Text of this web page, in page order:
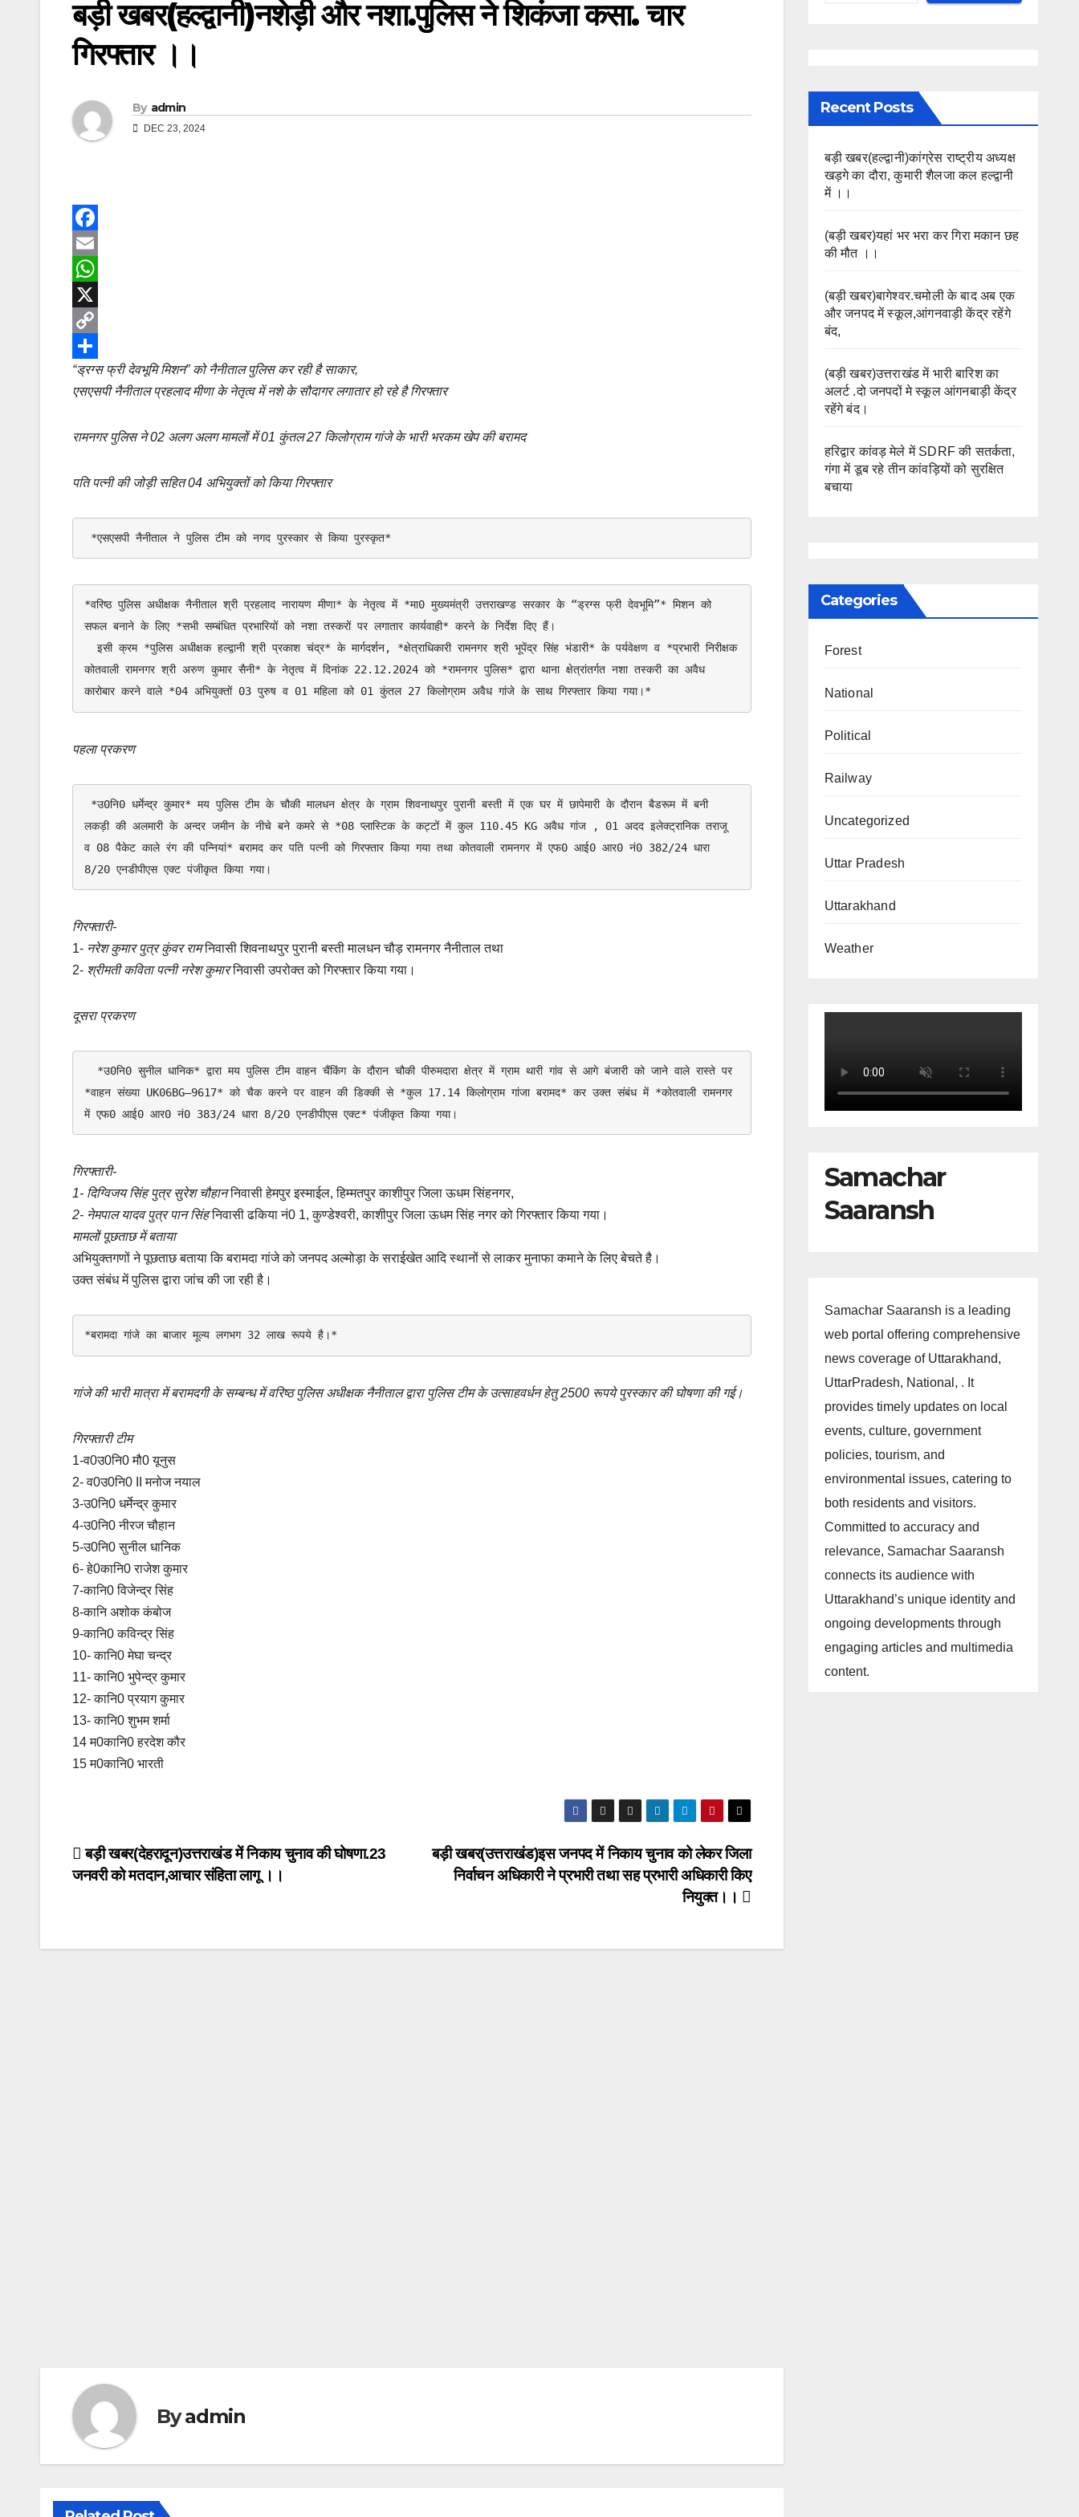
बड़ी खबर(हल्द्वानी)नशेड़ी और नशा.पुलिस ने शिकंजा कसा. चार
गिरफ्तार ।।
By admin
DEC 23, 2024
F
a
c
e
b
o
o
E
m
a
l
W
h
a
t
s
X
C
o
p
S
h
“ड्रग्स फ्री देवभूमि मिशन” को नैनीताल पुलिस कर रही है साकार,
एसएसपी नैनीताल प्रहलाद मीणा के नेतृत्व में नशे के सौदागर लगातार हो रहे है गिरफ्तार
रामनगर पुलिस ने 02 अलग अलग मामलों में 01 कुंतल 27 किलोग्राम गांजे के भारी भरकम खेप की बरामद
पति पत्नी की जोड़ी सहित 04 अभियुक्तों को किया गिरफ्तार
*एसएसपी नैनीताल ने पुलिस टीम को नगद पुरस्कार से किया पुरस्कृत*
*वरिष्ठ पुलिस अधीक्षक नैनीताल श्री प्रहलाद नारायण मीणा* के नेतृत्व में *मा0 मुख्यमंत्री उत्तराखण्ड सरकार के “ड्रग्स फ्री देवभूमि”* मिशन को
सफल बनाने के लिए *सभी सम्बंधित प्रभारियों को नशा तस्करों पर लगातार कार्यवाही* करने के निर्देश दिए हैं।
कोतवाली रामनगर श्री अरुण कुमार सैनी* के नेतृत्व में दिनांक 22.12.2024 को *रामनगर पुलिस* द्वारा थाना क्षेत्रांतर्गत नशा तस्करी का अवैध
कारोबार करने वाले *04 अभियुक्तों 03 पुरुष व 01 महिला को 01 कुंतल 27 किलोग्राम अवैध गांजे के साथ गिरफ्तार किया गया।*
पहला प्रकरण
लकड़ी की अलमारी के अन्दर जमीन के नीचे बने कमरे से *08 प्लास्टिक के कट्टों में कुल 110.45 KG अवैध गांज , 01 अदद इलेक्ट्रानिक तराजू
व 08 पैकेट काले रंग की पन्नियां* बरामद कर पति पत्नी को गिरफ्तार किया गया तथा कोतवाली रामनगर में एफ0 आई0 आर0 नं0 382/24 धारा
8/20 एनडीपीएस एक्ट पंजीकृत किया गया।
गिरफ्तारी-
1- नरेश कुमार पुत्र कुंवर रामनिवासी शिवनाथपुर पुरानी बस्ती मालधन चौड़ रामनगर नैनीताल तथा
2- श्रीमती कविता पत्नी नरेश कुमारनिवासी उपरोक्त को गिरफ्तार किया गया।
दूसरा प्रकरण
*वाहन संख्या UK06BG–9617* को चैक करने पर वाहन की डिक्की से *कुल 17.14 किलोग्राम गांजा बरामद* कर उक्त संबंध में *कोतवाली रामनगर
में एफ0 आई0 आर0 नं0 383/24 धारा 8/20 एनडीपीएस एक्ट* पंजीकृत किया गया।
गिरफ्तारी-
1- दिग्विजय सिंह पुत्र सुरेश चौहाननिवासी हेमपुर इस्माईल, हिम्मतपुर काशीपुर जिला ऊधम सिंहनगर,
2- नेमपाल यादव पुत्र पान सिंहनिवासी ढकिया नं0 1, कुण्डेश्वरी, काशीपुर जिला ऊधम सिंह नगर को गिरफ्तार किया गया।
मामलों पूछताछ में बताया
अभियुक्तगणों ने पूछताछ बताया कि बरामदा गांजे को जनपद अल्मोड़ा के सराईखेत आदि स्थानों से लाकर मुनाफा कमाने के लिए बेचते है।
उक्त संबंध में पुलिस द्वारा जांच की जा रही है।
*बरामदा गांजे का बाजार मूल्य लगभग 32 लाख रूपये है।*
गांजे की भारी मात्रा में बरामदगी के सम्बन्ध में वरिष्ठ पुलिस अधीक्षक नैनीताल द्वारा पुलिस टीम के उत्साहवर्धन हेतु 2500 रूपये पुरस्कार की घोषणा की गई।
गिरफ्तारी टीम
1-व0उ0नि0 मौ0 यूनुस
2- व0उ0नि0 II मनोज नयाल
3-उ0नि0 धर्मेन्द्र कुमार
4-उ0नि0 नीरज चौहान
5-उ0नि0 सुनील धानिक
6- हे0कानि0 राजेश कुमार
7-कानि0 विजेन्द्र सिंह
8-कानि अशोक कंबोज
9-कानि0 कविन्द्र सिंह
10- कानि0 मेघा चन्द्र
11- कानि0 भुपेन्द्र कुमार
12- कानि0 प्रयाग कुमार
13- कानि0 शुभम शर्मा
14 म0कानि0 हरदेश कौर
15 म0कानि0 भारती
Post
navigation
बड़ी खबर(उत्तराखंड)इस जनपद में निकाय चुनाव को लेकर जिला
निर्वाचन अधिकारी ने प्रभारी तथा सह प्रभारी अधिकारी किए
नियुक्त।।
बड़ी खबर(देहरादून)उत्तराखंड में निकाय चुनाव की घोषणा.23
जनवरी को मतदान,आचार संहिता लागू ।।
Byadmin
Recent Posts
बड़ी खबर(हल्द्वानी)कांग्रेस राष्ट्रीय अध्यक्ष
खड़गे का दौरा, कुमारी शैलजा कल हल्द्वानी
में ।।
(बड़ी खबर)यहां भर भरा कर गिरा मकान छह
की मौत ।।
(बड़ी खबर)बागेश्वर.चमोली के बाद अब एक
और जनपद में स्कूल,आंगनवाड़ी केंद्र रहेंगे
बंद,
(बड़ी खबर)उत्तराखंड में भारी बारिश का
अलर्ट .दो जनपदों मे स्कूल आंगनबाड़ी केंद्र
रहेंगे बंद।
हरिद्वार कांवड़ मेले में SDRF की सतर्कता,
गंगा में डूब रहे तीन कांवड़ियों को सुरक्षित
बचाया
Categories
Forest
National
Political
Railway
Uncategorized
Uttar Pradesh
Uttarakhand
Weather
Samachar
Saaransh
Samachar Saaransh is a leading
web portal offering comprehensive
news coverage of Uttarakhand,
UttarPradesh, National, . It
provides timely updates on local
events, culture, government
policies, tourism, and
environmental issues, catering to
both residents and visitors.
Committed to accuracy and
relevance, Samachar Saaransh
connects its audience with
Uttarakhand’s unique identity and
ongoing developments through
engaging articles and multimedia
content.